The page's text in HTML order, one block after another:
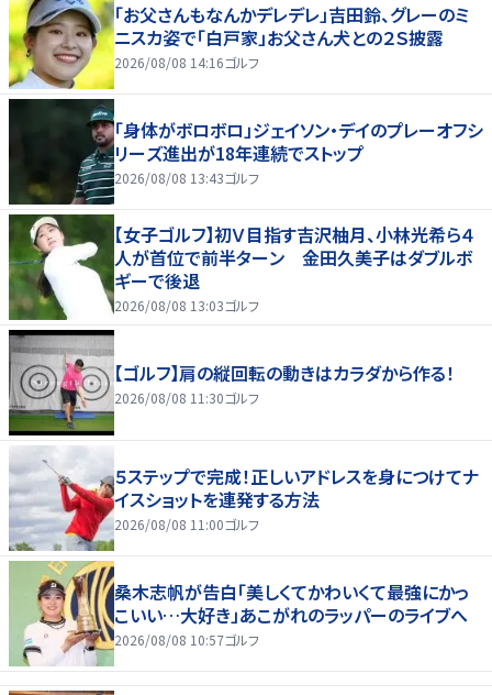
「お父さんもなんかデレデレ」吉田鈴、グレーのミ
ニスカ姿で「白戸家」お父さん犬との２Ｓ披露
2026/08/08 14:16ゴルフ
「身体がボロボロ」ジェイソン・デイのプレーオフシ
リーズ進出が18年連続でストップ
2026/08/08 13:43ゴルフ
【女子ゴルフ】初Ｖ目指す吉沢柚月、小林光希ら４
人が首位で前半ターン 金田久美子はダブルボ
ギーで後退
2026/08/08 13:03ゴルフ
【ゴルフ】肩の縦回転の動きはカラダから作る！
2026/08/08 11:30ゴルフ
５ステップで完成！正しいアドレスを身につけてナ
イスショットを連発する方法
2026/08/08 11:00ゴルフ
桑木志帆が告白「美しくてかわいくて最強にかっ
こいい…大好き」あこがれのラッパーのライブへ
2026/08/08 10:57ゴルフ